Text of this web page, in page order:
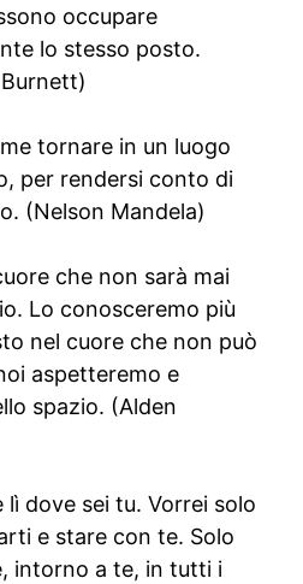
occupare
lo stesso posto.
tornare in un luogo
per rendersi conto di
(Nelson Mandela)
che non sarà mai
Lo conosceremo più
nel cuore che non può
aspetteremo e
spazio. (Alden
lì dove sei tu. Vorrei solo
e stare con te. Solo
intorno a te, in tutti i